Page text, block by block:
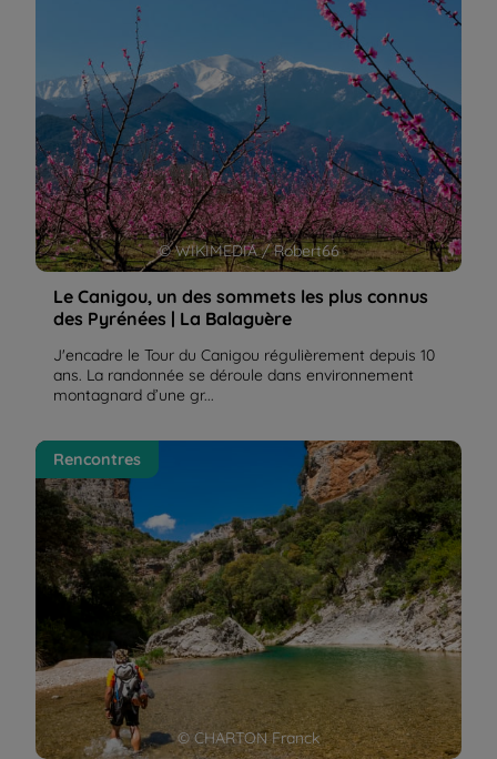
© WIKIMEDIA / Robert66
Le Canigou, un des sommets les plus connus
des Pyrénées | La Balaguère
J'encadre le Tour du Canigou régulièrement depuis 10
ans. La randonnée se déroule dans environnement
montagnard d’une gr...
Mes circuits de randonnée favoris dans les
Pyrénées | La Balaguère
© CHARTON Franck
Rencontres